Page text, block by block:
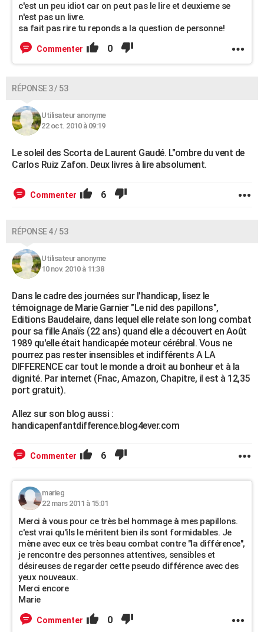
c'est un peu idiot car on peut pas le lire et deuxieme se
n'est pas un livre.
sa fait pas rire tu reponds a la question de personne!
Commenter 0
RÉPONSE 3 / 53
Utilisateur anonyme
22 oct. 2010 à 09:19
Le soleil des Scorta de Laurent Gaudé. L"ombre du vent de
Carlos Ruiz Zafon. Deux livres à lire absolument.
Commenter 6
RÉPONSE 4 / 53
Utilisateur anonyme
10 nov. 2010 à 11:38
Dans le cadre des journées sur l'handicap, lisez le
témoignage de Marie Garnier "Le nid des papillons",
Editions Baudelaire, dans lequel elle relate son long combat
pour sa fille Anaïs (22 ans) quand elle a découvert en Août
1989 qu'elle était handicapée moteur cérébral. Vous ne
pourrez pas rester insensibles et indifférents A LA
DIFFERENCE car tout le monde a droit au bonheur et à la
dignité. Par internet (Fnac, Amazon, Chapitre, il est à 12,35
port gratuit).
Allez sur son blog aussi :
handicapenfantdifference.blog4ever.com
Commenter 6
marieg
22 mars 2011 à 15:01
Merci à vous pour ce très bel hommage à mes papillons.
c'est vrai qu'ils le méritent bien ils sont formidables. Je
mène avec eux ce très beau combat contre "la différence",
je rencontre des personnes attentives, sensibles et
désireuses de regarder cette pseudo différence avec des
yeux nouveaux.
Merci encore
Marie
Commenter 0